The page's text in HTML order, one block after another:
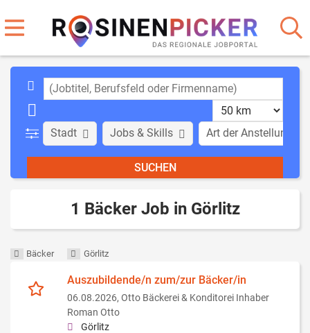
Stadt Art der Anstellung
Jobs & Skills
1 Bäcker Job in Görlitz
Bäcker Görlitz
Auszubildende/n zum/zur Bäcker/in
06.08.2026, Otto Bäckerei & Konditorei Inhaber
Roman Otto
Görlitz